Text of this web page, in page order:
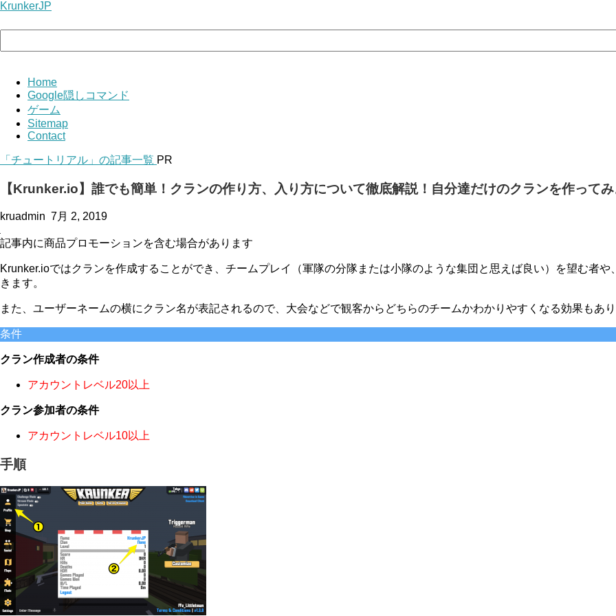
KrunkerJP
Home
Google隠しコマンド
ゲーム
Sitemap
Contact
「チュートリアル」の記事一覧 PR
【Krunker.io】誰でも簡単！クランの作り方、入り方について徹底解説！自分達だけのクランを作って
kruadmin 7月 2, 2019
記事内に商品プロモーションを含む場合があります
Krunker.ioではクランを作成することができ、チームプレイ（軍隊の分隊または小隊のような集団と思えば良い）を望む者や
きます。
また、ユーザーネームの横にクラン名が表記されるので、大会などで観客からどちらのチームかわかりやすくなる効果もあ
条件
クラン作成者の条件
アカウントレベル20以上
クラン参加者の条件
アカウントレベル10以上
手順